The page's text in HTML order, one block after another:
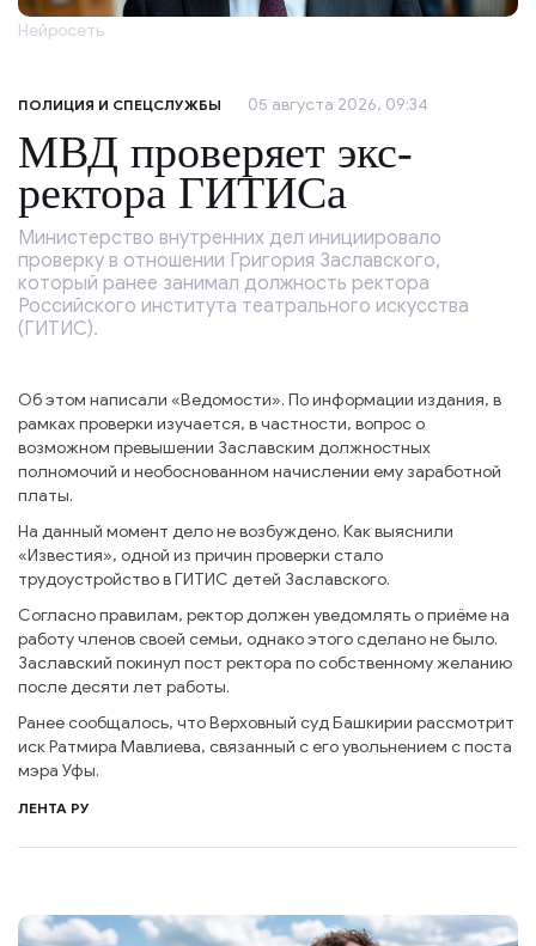
Нейросеть
ПОЛИЦИЯ И СПЕЦСЛУЖБЫ 05 августа 2026, 09:34
МВД проверяет экс-
ректора ГИТИСа
Министерство внутренних дел инициировало
проверку в отношении Григория Заславского,
который ранее занимал должность ректора
Российского института театрального искусства
(ГИТИС).
Об этом написали «Ведомости». По информации издания, в
рамках проверки изучается, в частности, вопрос о
возможном превышении Заславским должностных
полномочий и необоснованном начислении ему заработной
платы.
На данный момент дело не возбуждено. Как выяснили
«Известия», одной из причин проверки стало
трудоустройство в ГИТИС детей Заславского.
Согласно правилам, ректор должен уведомлять о приёме на
работу членов своей семьи, однако этого сделано не было.
Заславский покинул пост ректора по собственному желанию
после десяти лет работы.
Ранее сообщалось, что Верховный суд Башкирии рассмотрит
иск Ратмира Мавлиева, связанный с его увольнением с поста
мэра Уфы.
ЛЕНТА РУ